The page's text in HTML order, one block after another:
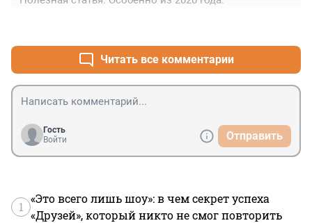
Читать все комментарии
Гость
Войти
Отправить
1
«Это всего лишь шоу»: в чем секрет успеха
«Друзей», который никто не смог повторить